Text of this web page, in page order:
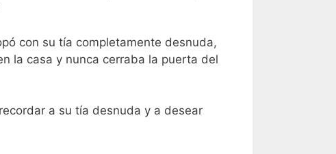
con su tía completamente desnuda,
la casa y nunca cerraba la puerta del
a su tía desnuda y a desear